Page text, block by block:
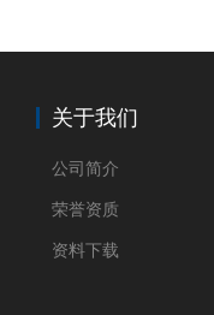
关于我们
公司简介
荣誉资质
资料下载